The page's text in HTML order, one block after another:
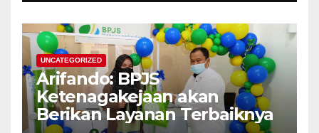
UNCATEGORIZED
Arifando: BPJS
Ketenagakejaan akan
Berikan Layanan Terbaiknya